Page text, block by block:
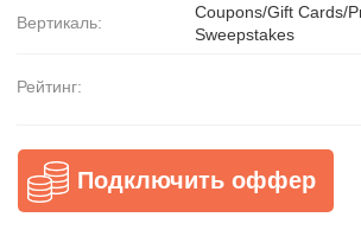
Вертикаль:
Coupons/Gift Cards/
Sweepstakes
Рейтинг:
Подключить оффер